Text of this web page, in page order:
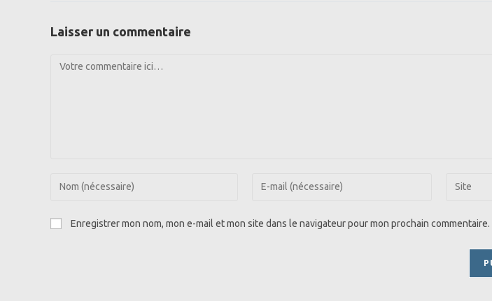
Laisser un commentaire
Comment
Enter
name
Enter
Saisir
(facultatif)
Enregistrer mon nom, mon e-mail et mon site dans le navigateur pour mon prochain commentaire.